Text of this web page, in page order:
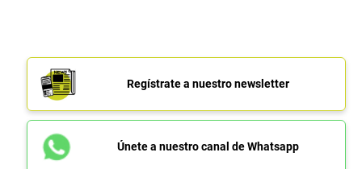
Regístrate a nuestro newsletter
Únete a nuestro canal de Whatsapp